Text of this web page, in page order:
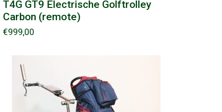
T4G GT9 Electrische Golftrolley
Carbon (remote)
€999,00